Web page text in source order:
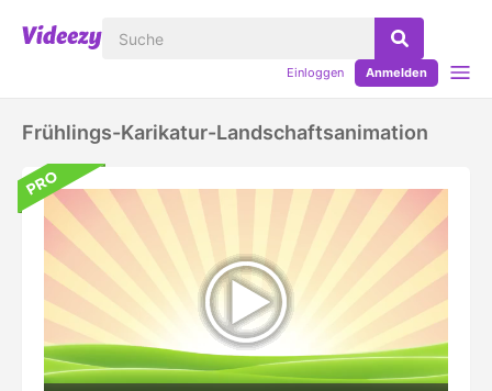
Einloggen Anmelden
Frühlings-Karikatur-Landschaftsanimation